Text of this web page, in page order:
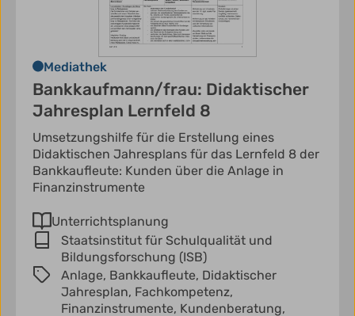
Mediathek
Bankkaufmann/frau: Didaktischer
Jahresplan Lernfeld 8
Umsetzungshilfe für die Erstellung eines
Didaktischen Jahresplans für das Lernfeld 8 der
Bankkaufleute: Kunden über die Anlage in
Finanzinstrumente
Unterrichtsplanung
Staatsinstitut für Schulqualität und
Bildungsforschung (ISB)
Anlage, Bankkaufleute, Didaktischer
Jahresplan, Fachkompetenz,
Finanzinstrumente, Kundenberatung,